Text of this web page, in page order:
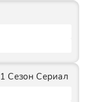
Сезон Сериал